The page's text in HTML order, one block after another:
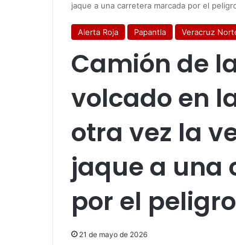
jaque a una carretera marcada por el
Alerta Roja Papantla Veracruz
Camión de
volcado en
otra vez la
jaque a una
por el peligro
21 de mayo de 2026